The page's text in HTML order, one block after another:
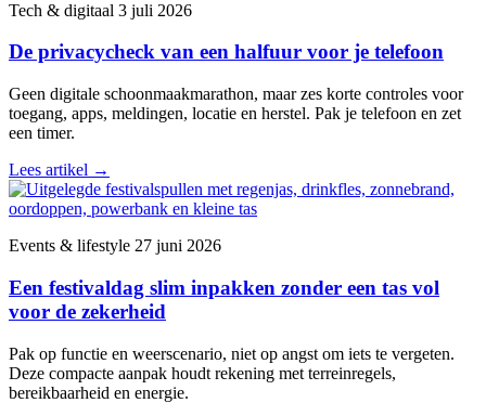
Tech & digitaal 3 juli 2026
De privacycheck van een halfuur voor je telefoon
Geen digitale schoonmaakmarathon, maar zes korte controles voor
toegang, apps, meldingen, locatie en herstel. Pak je telefoon en zet
een timer.
Lees artikel →
Events & lifestyle 27 juni 2026
Een festivaldag slim inpakken zonder een tas vol
voor de zekerheid
Pak op functie en weerscenario, niet op angst om iets te vergeten.
Deze compacte aanpak houdt rekening met terreinregels,
bereikbaarheid en energie.